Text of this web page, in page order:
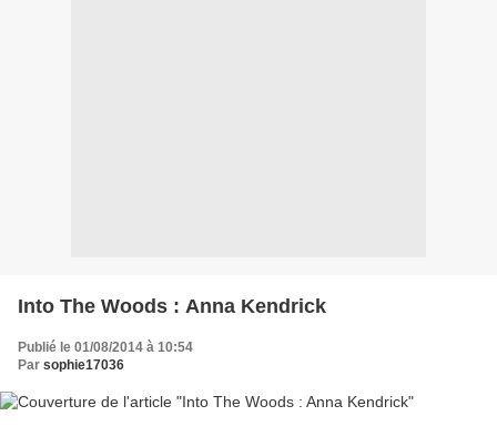
Into The Woods : Anna Kendrick
Publié le 01/08/2014 à 10:54
Par sophie17036